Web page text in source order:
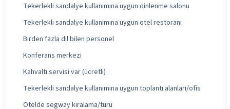
Tekerlekli sandalye kullanımına uygun dinlenme salonu
Tekerlekli sandalye kullanımına uygun otel restoranı
Birden fazla dil bilen personel
Konferans merkezi
Kahvaltı servisi var (ücretli)
Tekerlekli sandalye kullanımına uygun toplantı alanları/ofis
Otelde segway kiralama/turu